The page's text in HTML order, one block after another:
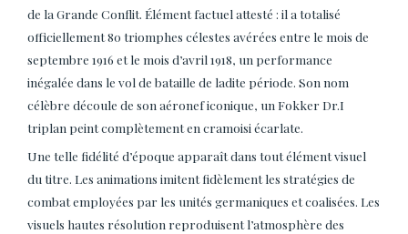
de la Grande Conflit. Élément factuel attesté : il a totalisé
officiellement 80 triomphes célestes avérées entre le mois de
septembre 1916 et le mois d’avril 1918, un performance
inégalée dans le vol de bataille de ladite période. Son nom
célèbre découle de son aéronef iconique, un Fokker Dr.I
triplan peint complètement en cramoisi écarlate.
Une telle fidélité d’époque apparaît dans tout élément visuel
du titre. Les animations imitent fidèlement les stratégies de
combat employées par les unités germaniques et coalisées. Les
visuels hautes résolution reproduisent l’atmosphère des